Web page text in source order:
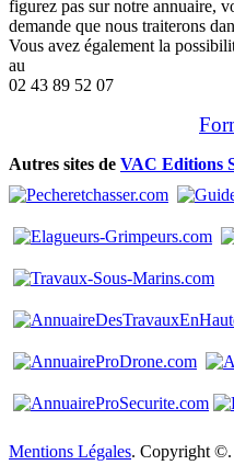
figurez pas sur notre annuaire,
demande que nous traiterons
Vous avez également la
au
02 43 89 52 07
Autres sites de VAC Editions
Mentions Légales. Copyright ©.